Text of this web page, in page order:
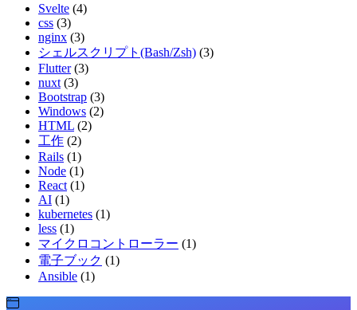
Svelte (4)
css (3)
nginx (3)
シェルスクリプト(Bash/Zsh) (3)
Flutter (3)
nuxt (3)
Bootstrap (3)
Windows (2)
HTML (2)
工作 (2)
Rails (1)
Node (1)
React (1)
AI (1)
kubernetes (1)
less (1)
マイクロコントローラー (1)
電子ブック (1)
Ansible (1)